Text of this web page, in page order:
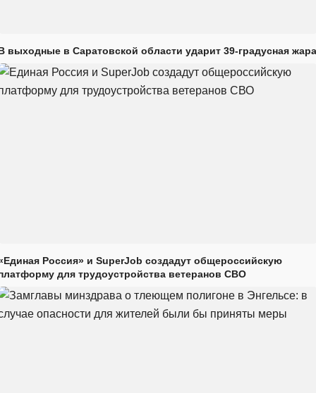
выходные в Саратовской области ударит 39-градусная жара
Россия» и SuperJob создадут общероссийскую
для трудоустройства ветеранов СВО